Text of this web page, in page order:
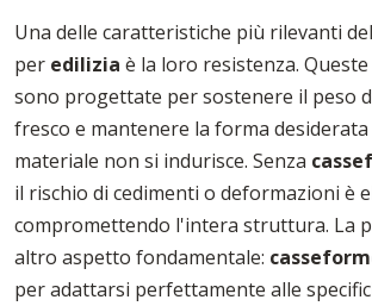
Una delle caratteristiche più rilevanti
per edilizia è la loro resistenza.
sono progettate per sostenere il peso
fresco e mantenere la forma
materiale non si indurisce. Senza
il rischio di cedimenti o deformazioni è
compromettendo l'intera struttura. La
altro aspetto fondamentale:
per adattarsi perfettamente alle